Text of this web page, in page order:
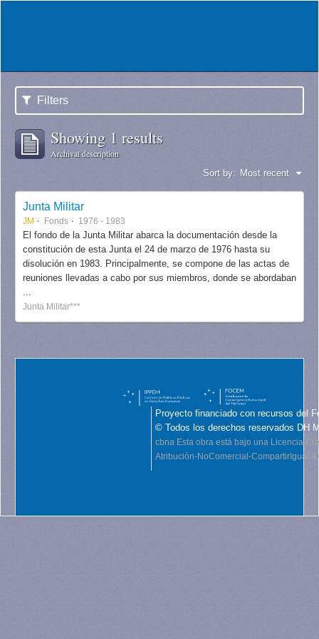
Filters
Showing 1 results
Archival description
Sort by: Most recent
Junta Militar
JM Fonds 1976 - 1983
El fondo de la Junta Militar abarca la documentación desde la
constitución de esta Junta el 24 de marzo de 1976 hasta su
disolución en 1983. Principalmente, se compone de las actas de
reuniones llevadas a cabo por sus miembros, donde se abordaban
...
Junta Militar***
Proyecto financiado con recursos del
© Todos los derechos reservados DH
cbna Esta obra está bajo una Licencia
Atribución-NoComercial-CompartirIgual